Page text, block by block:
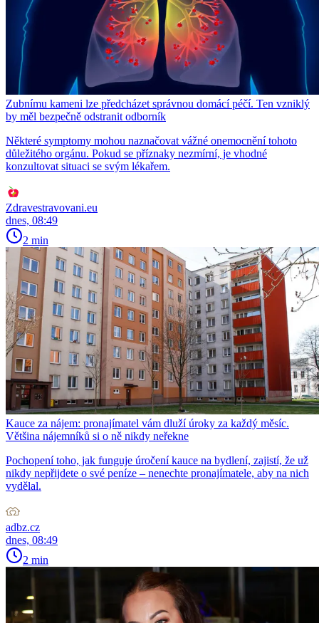
Zubnímu kameni lze předcházet správnou domácí péčí. Ten vzniklý
by měl bezpečně odstranit odborník
Některé symptomy mohou naznačovat vážné onemocnění tohoto
důležitého orgánu. Pokud se příznaky nezmírní, je vhodné
konzultovat situaci se svým lékařem.
Zdravestravovani.eu
dnes, 08:49
2 min
Kauce za nájem: pronajímatel vám dluží úroky za každý měsíc.
Většina nájemníků si o ně nikdy neřekne
Pochopení toho, jak funguje úročení kauce na bydlení, zajistí, že už
nikdy nepřijdete o své peníze – nenechte pronajímatele, aby na nich
vydělal.
adbz.cz
dnes, 08:49
2 min